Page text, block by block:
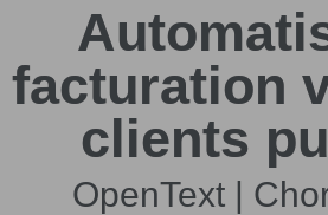
facturation
clients
OpenText |